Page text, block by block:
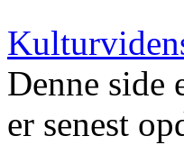
Denne side
er senest